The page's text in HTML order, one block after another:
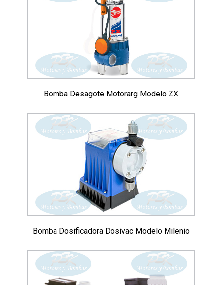
Bomba Desagote Motorarg Modelo ZX
Bomba Dosificadora Dosivac Modelo Milenio